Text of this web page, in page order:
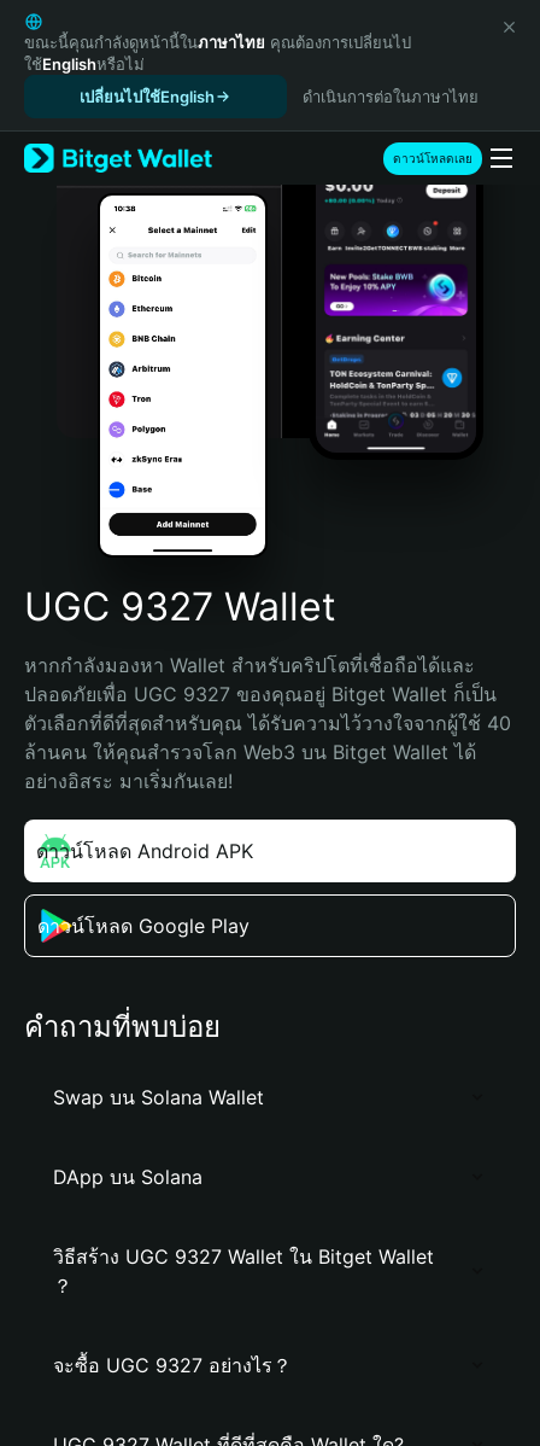
English
日本語
Tiếng Việt
Español (Latinoamérica)
Türkçe
Italiano
Português (Portugal)
Bahasa Indonesia
Português (Brasil)
Español (Argentina)
ขณะนี้คุณกำลังดูหน้านี้ในภาษาไทย คุณต้องการเปลี่ยนไป
ใช้Englishหรือไม่
เปลี่ยนไปใช้English
ดำเนินการต่อในภาษาไทย
ดาวน์โหลดเลย
UGC 9327 Wallet
หากกำลังมองหา Wallet สำหรับคริปโตที่เชื่อถือได้และ
ปลอดภัยเพื่อ UGC 9327 ของคุณอยู่ Bitget Wallet ก็เป็น
ตัวเลือกที่ดีที่สุดสำหรับคุณ ได้รับความไว้วางใจจากผู้ใช้ 40
ล้านคน ให้คุณสำรวจโลก Web3 บน Bitget Wallet ได้
อย่างอิสระ มาเริ่มกันเลย!
ดาวน์โหลด Android APK
ดาวน์โหลด Google Play
คำถามที่พบบ่อย
Swap บน Solana Wallet
DApp บน Solana
วิธีสร้าง UGC 9327 Wallet ใน Bitget Wallet
？
จะซื้อ UGC 9327 อย่างไร？